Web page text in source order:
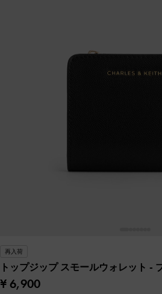
再入荷
トップジップ スモールウォレット -
¥ 6,900